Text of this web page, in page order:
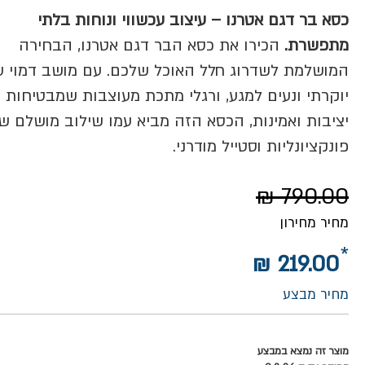
כסא בר דגם אטרנו – עיצוב עכשווי ונוחות בלתי
מתפשרת. הכירו את כסא הבר דגם אטרנו, הבחירה
המושלמת לשדרוג חלל האוכל שלכם. עם מושב דמוי
יוקרתי ונעים למגע, ורגלי מתכת מעוצבות שמבטיחות
יציבות ואמינות, הכסא הזה מביא עמו שילוב מושלם
פונקציונליות וסטייל מודרני.
מחיר מבצע
219.00 ₪
מחיר מחירון
790.00 ₪
מוצר זה נמצא במבצע